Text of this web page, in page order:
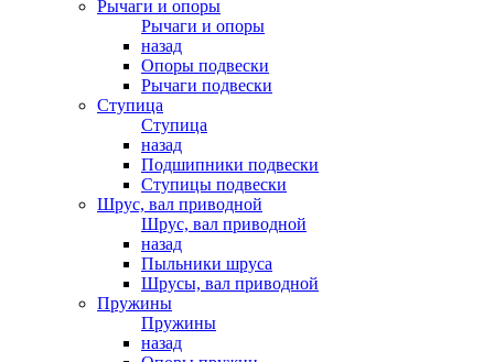
Рычаги и опоры
Рычаги и опоры
назад
Опоры подвески
Рычаги подвески
Ступица
Ступица
назад
Подшипники подвески
Ступицы подвески
Шрус, вал приводной
Шрус, вал приводной
назад
Пыльники шруса
Шрусы, вал приводной
Пружины
Пружины
назад